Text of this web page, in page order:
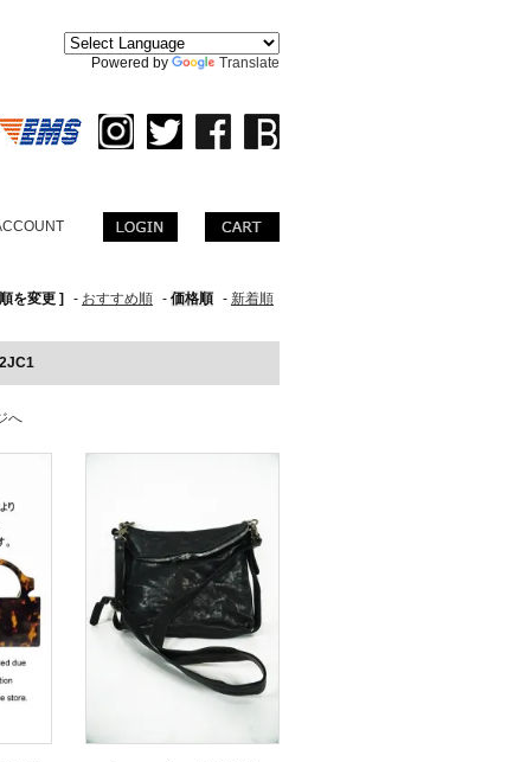
Powered by Translate
を変更 ] - おすすめ順 - 価格順 - 新着順
へ